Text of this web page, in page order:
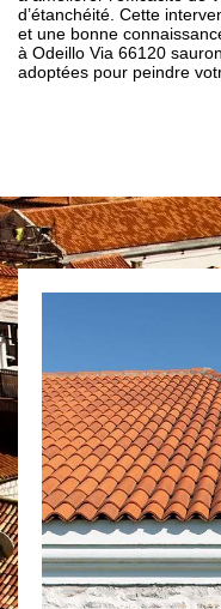
d’étanchéité. Cette
et une bonne
à Odeillo Via 66120
adoptées pour peindre